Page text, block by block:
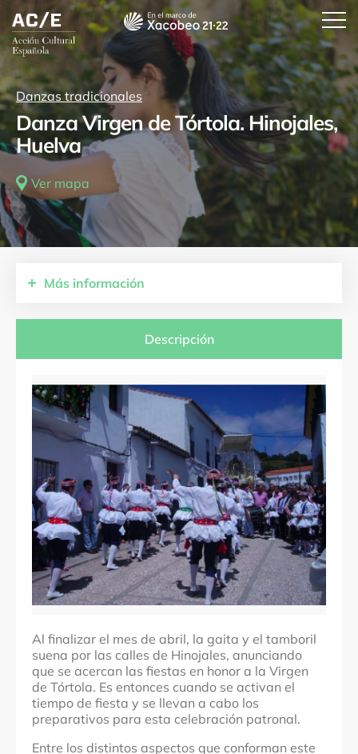
Danzas tradicionales
Danza Virgen de Tórtola. Hinojales,
Huelva
Ver mapa
Más información
Andalucía
Comarcas
Sierra de Huelva
Localidades
Hinojales
Denominación
Danza de la Virgen de Tórtola
Fechas
1 de mayo
Descripción
Al finalizar el mes de abril, la gaita y el tamboril
suena por las calles de Hinojales, anunciando
que se acercan las fiestas en honor a la Virgen
de Tórtola. Es entonces cuando se activan el
tiempo de fiesta y se llevan a cabo los
preparativos para esta celebración patronal.
Entre los distintos aspectos que conforman este